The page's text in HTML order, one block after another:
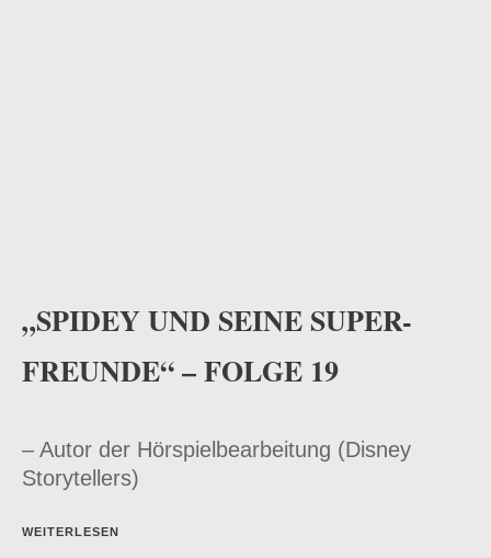
„SPIDEY UND SEINE SUPER-
FREUNDE“ – FOLGE 19
– Autor der Hörspielbearbeitung (Disney
Storytellers)
WEITERLESEN